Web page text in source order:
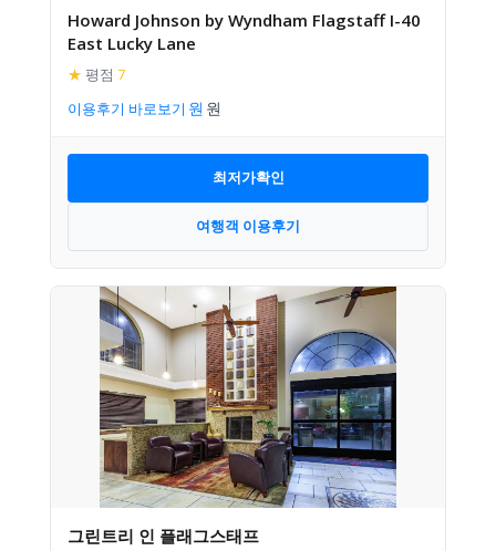
Howard Johnson by Wyndham Flagstaff I-40
East Lucky Lane
★ 평점 7
이용후기 바로보기
최저가확인
여행객 이용후기
그린트리 인 플래그스태프